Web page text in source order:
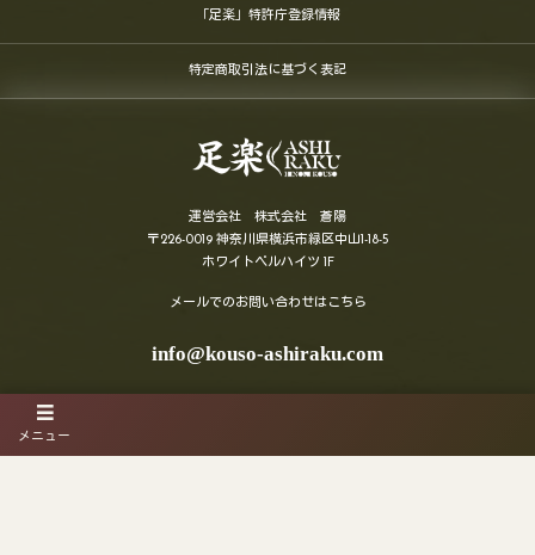
メニュー
「足楽」特許庁登録情報
特定商取引法に基づく表記
運営会社 株式会社 蒼陽
〒226-0019 神奈川県横浜市緑区中山1-18-5
ホワイトベルハイツ 1F
メールでのお問い合わせはこちら
info@kouso-ashiraku.com